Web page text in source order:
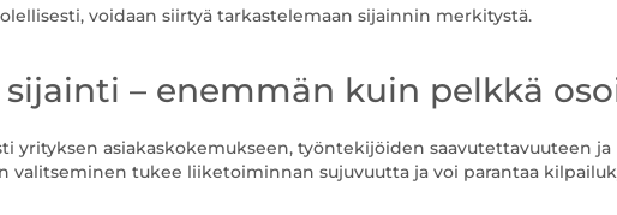
voidaan siirtyä tarkastelemaan sijainnin merkitystä.
– enemmän kuin pelkkä
yrityksen asiakaskokemukseen, työntekijöiden saavutettavuuteen ja
valitseminen tukee liiketoiminnan sujuvuutta ja voi parantaa